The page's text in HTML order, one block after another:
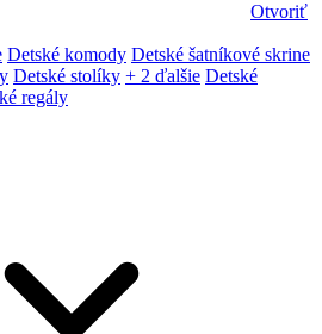
Otvoriť
Detské komody Detské šatníkové skrine
Detské stolíky + 2 ďalšie Detské
regály